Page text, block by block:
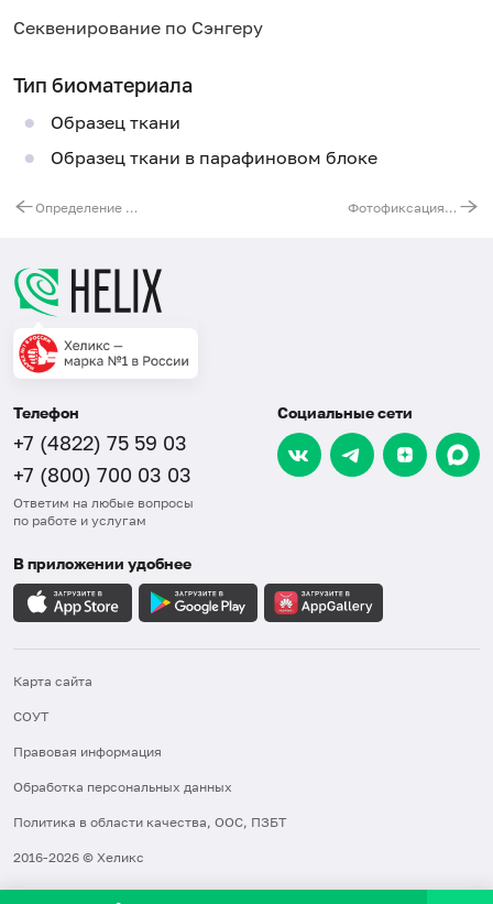
Секвенирование по Сэнгеру
Тип биоматериала
Образец ткани
Образец ткани в парафиновом блоке
Определение мутаций гена K-RAS Фотофиксация (иллюстрация заключения изображением гистологического препарата)
Телефон
+7 (4822) 75 59 03
+7 (800) 700 03 03
Ответим на любые вопросы
по работе и услугам
Социальные сети
В приложении удобнее
Карта сайта
СОУТ
Правовая информация
Обработка персональных данных
Политика в области качества, ООС, ПЗБТ
2016-2026 © Хеликс